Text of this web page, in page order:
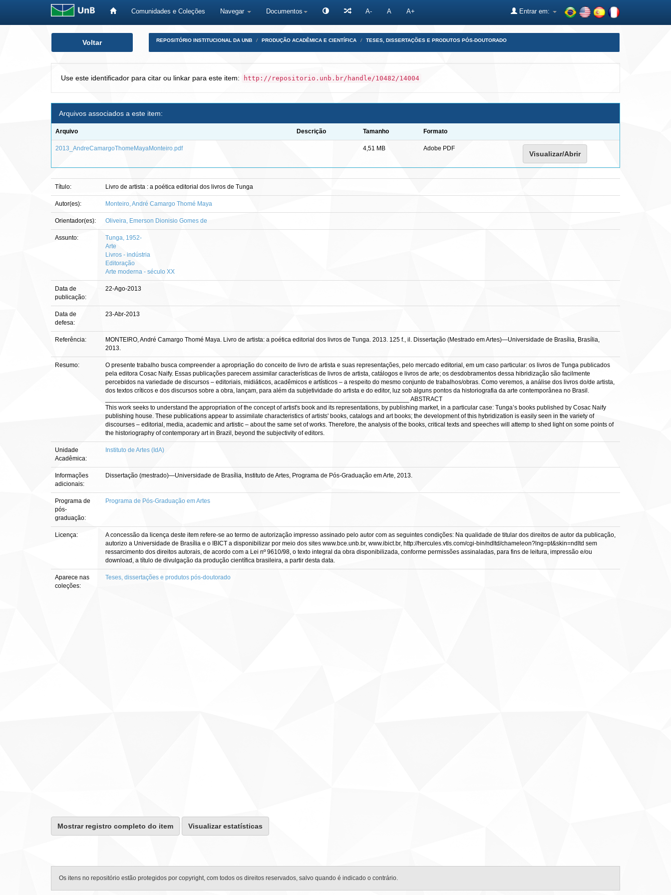
Comunidades e Coleções Navegar Documentos A- A A+ Entrar em:
Voltar REPOSITÓRIO INSTITUCIONAL DA UNB PRODUÇÃO ACADÊMICA E CIENTÍFICA TESES, DISSERTAÇÕES E PRODUTOS PÓS-DOUTORADO
Use este identificador para citar ou linkar para este item: http://repositorio.unb.br/handle/10482/14004
Arquivos associados a este item:
Arquivo Descrição Tamanho Formato
2013_AndreCamargoThomeMayaMonteiro.pdf 4,51 MB Adobe PDF
Visualizar/Abrir
Título: Livro de artista : a poética editorial dos livros de Tunga
Autor(es): Monteiro, André Camargo Thomé Maya
Orientador(es): Oliveira, Emerson Dionisio Gomes de
Assunto:
Tunga, 1952-
Arte
Livros - indústria
Editoração
Arte moderna - século XX
Data de
publicação:
22-Ago-2013
Data de
defesa:
23-Abr-2013
Referência:
MONTEIRO, André Camargo Thomé Maya. Livro de artista: a poética editorial dos livros de Tunga. 2013. 125 f., il. Dissertação (Mestrado em Artes)—Universidade de Brasília, Brasília,
2013.
Resumo:
O presente trabalho busca compreender a apropriação do conceito de livro de artista e suas representações, pelo mercado editorial, em um caso particular: os livros de Tunga publicados
pela editora Cosac Naify. Essas publicações parecem assimilar características de livros de artista, catálogos e livros de arte; os desdobramentos dessa hibridização são facilmente
percebidos na variedade de discursos – editoriais, midiáticos, acadêmicos e artísticos – a respeito do mesmo conjunto de trabalhos/obras. Como veremos, a análise dos livros do/de artista,
dos textos críticos e dos discursos sobre a obra, lançam, para além da subjetividade do artista e do editor, luz sob alguns pontos da historiografia da arte contemporânea no Brasil.
_______________________________________________________________________________________ ABSTRACT
This work seeks to understand the appropriation of the concept of artist's book and its representations, by publishing market, in a particular case: Tunga’s books published by Cosac Naify
publishing house. These publications appear to assimilate characteristics of artists' books, catalogs and art books; the development of this hybridization is easily seen in the variety of
discourses – editorial, media, academic and artistic – about the same set of works. Therefore, the analysis of the books, critical texts and speeches will attemp to shed light on some points of
the historiography of contemporary art in Brazil, beyond the subjectivity of editors.
Unidade
Acadêmica:
Instituto de Artes (IdA)
Informações
adicionais:
Dissertação (mestrado)—Universidade de Brasília, Instituto de Artes, Programa de Pós-Graduação em Arte, 2013.
Programa de
pós-
graduação:
Programa de Pós-Graduação em Artes
Licença:
A concessão da licença deste item refere-se ao termo de autorização impresso assinado pelo autor com as seguintes condições: Na qualidade de titular dos direitos de autor da publicação,
autorizo a Universidade de Brasília e o IBICT a disponibilizar por meio dos sites www.bce.unb.br, www.ibict.br, http://hercules.vtls.com/cgi-bin/ndltd/chameleon?lng=pt&skin=ndltd sem
ressarcimento dos direitos autorais, de acordo com a Lei nº 9610/98, o texto integral da obra disponibilizada, conforme permissões assinaladas, para fins de leitura, impressão e/ou
download, a título de divulgação da produção científica brasileira, a partir desta data.
Aparece nas
coleções:
Teses, dissertações e produtos pós-doutorado
Mostrar registro completo do item Visualizar estatísticas
Os itens no repositório estão protegidos por copyright, com todos os direitos reservados, salvo quando é indicado o contrário.